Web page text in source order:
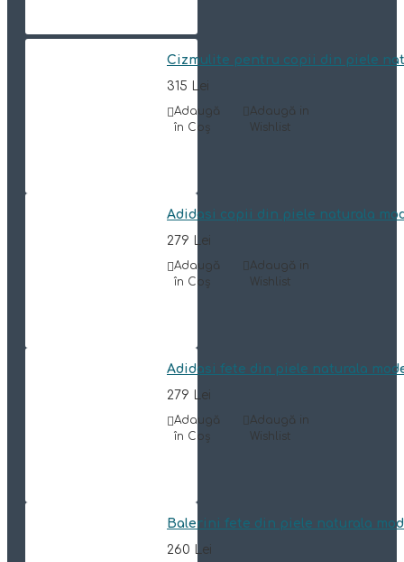
Cizmulite pentru copii din piele
315 Lei
Adaugă
în Coş
Adaugă in
Wishlist
Adidasi copii din piele naturala
279 Lei
Adaugă
în Coş
Adaugă in
Wishlist
Adidasi fete din piele naturala
279 Lei
Adaugă
în Coş
Adaugă in
Wishlist
Balerini fete din piele naturala
260 Lei